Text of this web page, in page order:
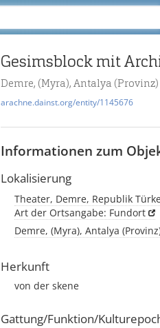
Gesimsblock mit
Demre, (Myra), Antalya (Provinz)
arachne.dainst.org/entity/1145676
Informationen zum
Lokalisierung
Theater, Demre, Republik
Art der Ortsangabe: Fundort
Demre, (Myra), Antalya
Herkunft
von der skene
Gattung/Funktion/